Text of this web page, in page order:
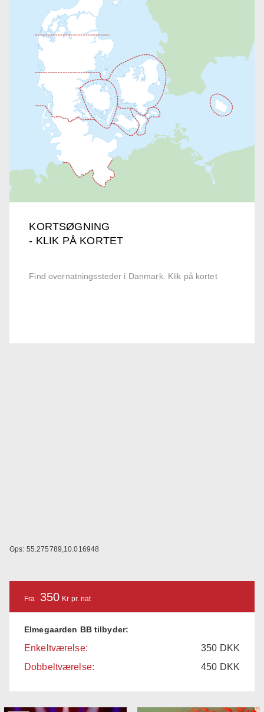
KORTSØGNING
- KLIK PÅ KORTET
Find overnatningssteder i Danmark. Klik på kortet
Gps: 55.275789,10.016948
Fra 350 Kr pr. nat
Elmegaarden BB tilbyder:
Enkeltværelse: 350 DKK
Dobbeltværelse:
450 DKK